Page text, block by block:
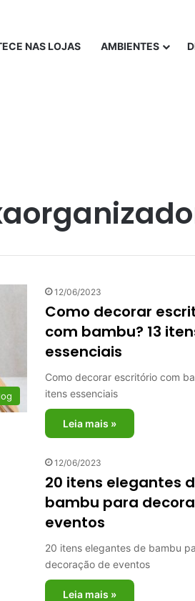
NAS LOJAS AMBIENTES
12/06/2023
Como decorar
com bambu? 13
essenciais
Como decorar escritório com
itens essenciais
Leia mais »
12/06/2023
20 itens elegantes
bambu para
eventos
20 itens elegantes de bambu
decoração de eventos
Leia mais »